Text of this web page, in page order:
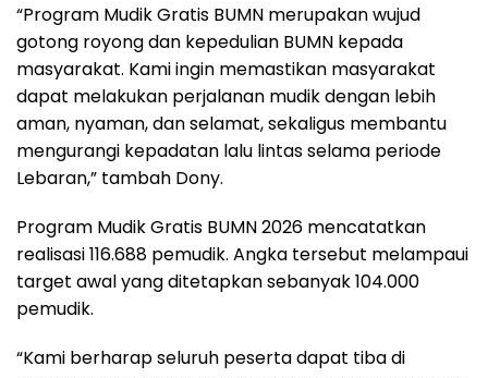
“Program Mudik Gratis BUMN merupakan wujud
gotong royong dan kepedulian BUMN kepada
masyarakat. Kami ingin memastikan masyarakat
dapat melakukan perjalanan mudik dengan lebih
aman, nyaman, dan selamat, sekaligus membantu
mengurangi kepadatan lalu lintas selama periode
Lebaran,” tambah Dony.
Program Mudik Gratis BUMN 2026 mencatatkan
realisasi 116.688 pemudik. Angka tersebut melampaui
target awal yang ditetapkan sebanyak 104.000
pemudik.
“Kami berharap seluruh peserta dapat tiba di